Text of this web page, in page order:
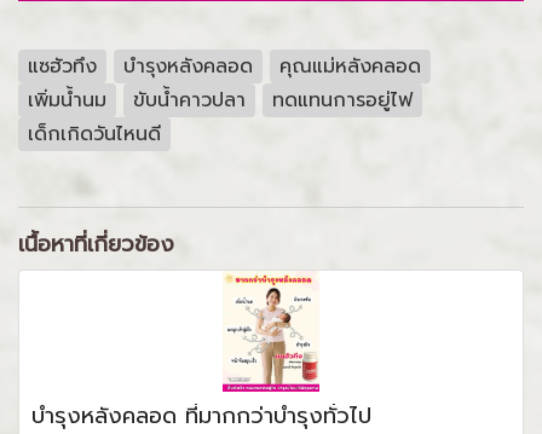
แซฮัวทึง บำรุงหลังคลอด
คุณแม่หลังคลอด
เพิ่มน้ำนม
ขับน้ำคาวปลา
ทดแทนการอยู่ไฟ
เด็กเกิดวันไหนดี
เนื้อหาที่เกี่ยวข้อง
บำรุงหลังคลอด ที่มากกว่าบำรุงทั่วไป